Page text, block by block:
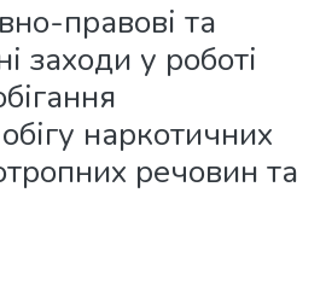
правові та
заходи у роботі
наркотичних
речовин та